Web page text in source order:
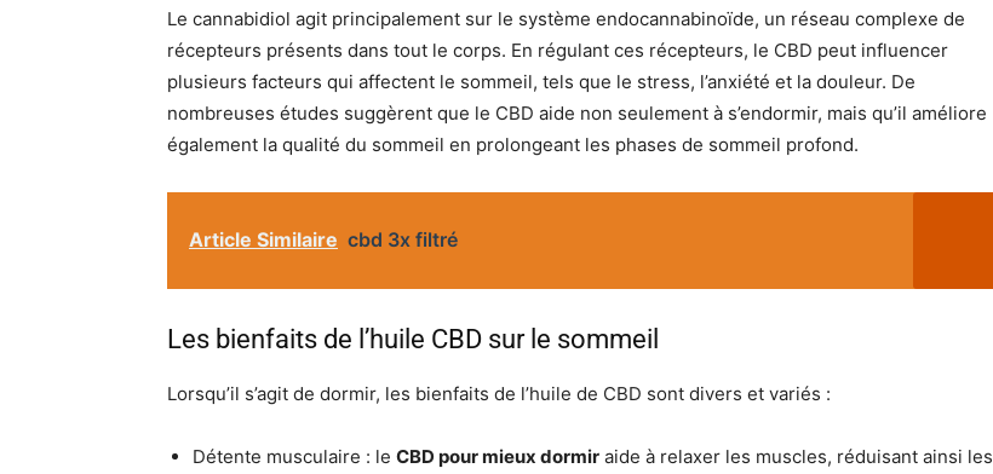
Le cannabidiol agit principalement sur le système endocannabinoïde, un réseau complexe de
récepteurs présents dans tout le corps. En régulant ces récepteurs, le CBD peut influencer
plusieurs facteurs qui affectent le sommeil, tels que le stress, l’anxiété et la douleur. De
nombreuses études suggèrent que le CBD aide non seulement à s’endormir, mais qu’il améliore
également la qualité du sommeil en prolongeant les phases de sommeil profond.
Article Similaire cbd 3x filtré
Les bienfaits de l’huile CBD sur le sommeil
Lorsqu’il s’agit de dormir, les bienfaits de l’huile de CBD sont divers et variés :
Détente musculaire : le CBD pour mieux dormir aide à relaxer les muscles, réduisant ainsi les